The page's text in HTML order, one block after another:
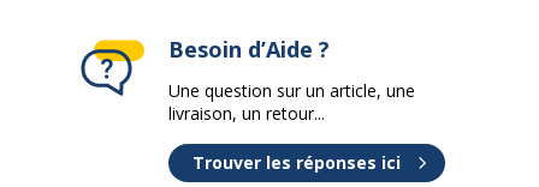
Besoin d’Aide ?
Une question sur un article, une
livraison, un retour...
Trouver les réponses ici